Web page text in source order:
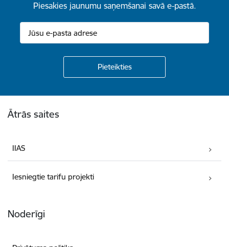
Piesakies jaunumu saņemšanai savā e-pastā.
Ātrās saites
IIAS
Iesniegtie tarifu projekti
Noderīgi